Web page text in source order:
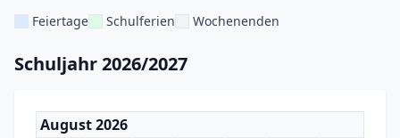
Feiertage Schulferien Wochenenden
Schuljahr 2026/2027
August 2026